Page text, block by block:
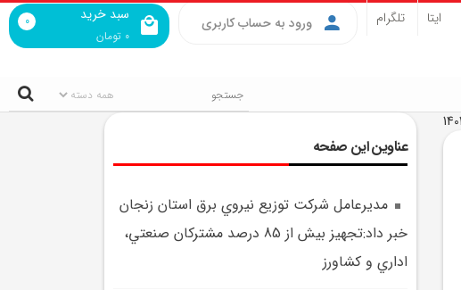
سبد خرید
0 تومان
0 ورود به حساب کاربری ایتا تلگرام
عناوین این صفحه
مديرعامل شرکت توزيع نيروي برق استان زنجان
خبر داد:تجهيز بيش از 85 درصد مشترکان صنعتي،
اداري و کشاورز